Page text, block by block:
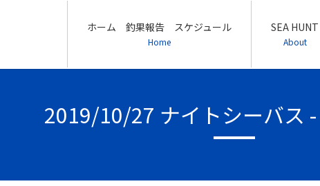
ホーム 釣果報告 スケジュール
Home
SEA HUNT
About
2019/10/27 ナイトシーバス